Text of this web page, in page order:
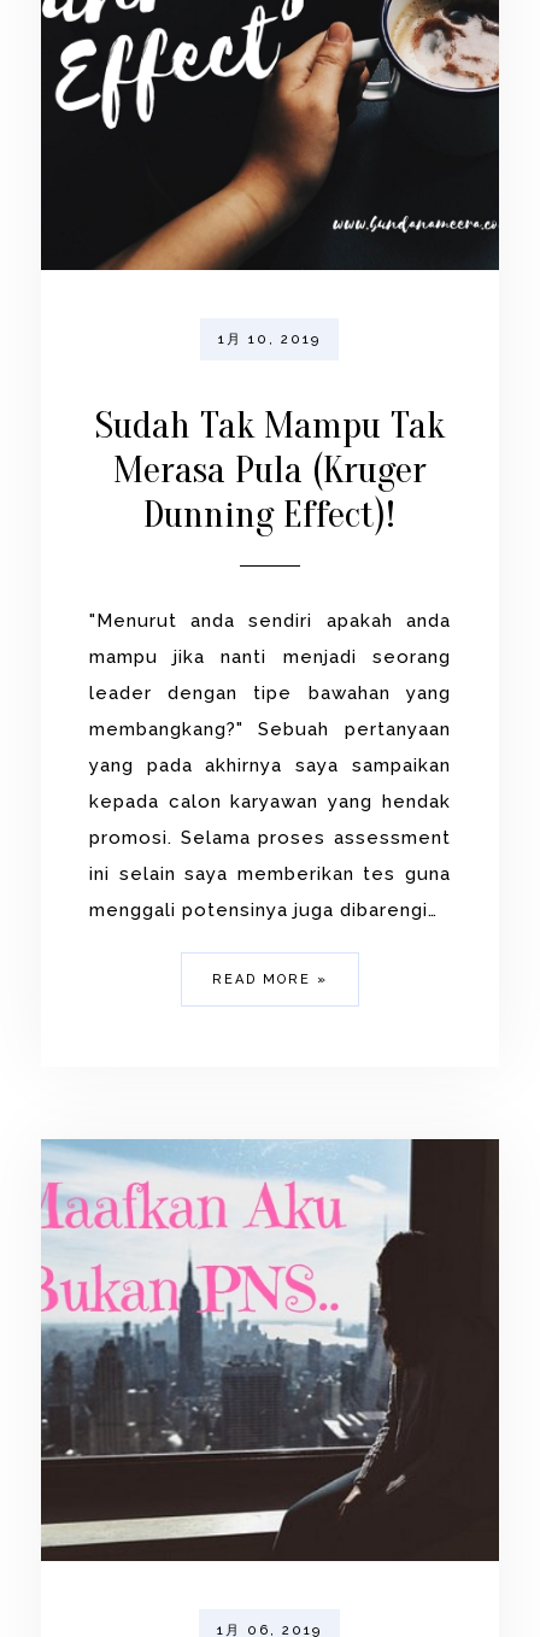
1月 10, 2019
Sudah Tak Mampu Tak
Merasa Pula (Kruger
Dunning Effect)!
"Menurut anda sendiri apakah anda
mampu jika nanti menjadi seorang
leader dengan tipe bawahan yang
membangkang?" Sebuah pertanyaan
yang pada akhirnya saya sampaikan
kepada calon karyawan yang hendak
promosi. Selama proses assessment
ini selain saya memberikan tes guna
menggali potensinya juga dibarengi…
READ MORE »
1月 06, 2019